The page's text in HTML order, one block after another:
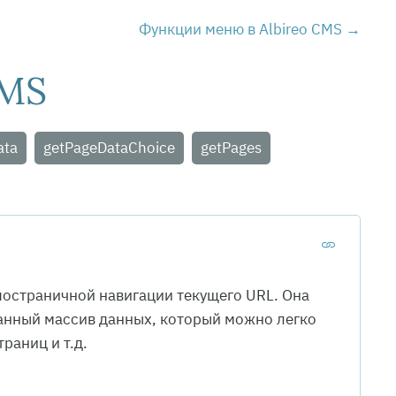
Функции меню в Albireo CMS
getPageDataChoice
getPages
навигации текущего URL. Она
массив данных, который можно легко
и т.д.